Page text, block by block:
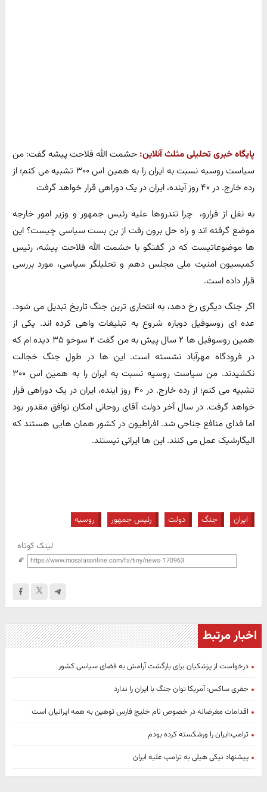
پایگاه خبری تحلیلی مثلث آنلاین: حشمت الله فلاحت پیشه گفت: من
سیاست روسیه نسبت به ایران را به همین اس ۳۰۰ تشبیه می کنم؛ از
رده خارج. در ۴۰ روز آینده، ایران در یک دوراهی قرار خواهد گرفت
به نقل از فرارو، چرا تندروها علیه رئیس جمهور و وزیر امور خارجه
موضع گرفته اند و راه حل برون رفت از بن بست سیاسی چیست؟ این
ها موضوعاتیست که در گفتگو با حشمت الله فلاحت پیشه، رئیس
کمیسیون امنیت ملی مجلس دهم و تحلیلگر سیاسی، مورد بررسی
قرار داده است.
اگر جنگ دیگری رخ دهد، به انتحاری ترین جنگ تاریخ تبدیل می شود.
عده ای روسوفیل دوباره شروع به تبلیغات واهی کرده اند. یکی از
همین روسوفیل ها ۲ سال پیش به من گفت ۲ سوخو ۳۵ دیده ام که
در فرودگاه مهرآباد نشسته است. این ها در طول جنگ خجالت
نکشیدند. من سیاست روسیه نسبت به ایران را به همین اس ۳۰۰
تشبیه می کنم؛ از رده خارج. در ۴۰ روز اینده، ایران در یک دوراهی قرار
خواهد گرفت. در سال آخر دولت آقای روحانی امکان توافق مقدور بود
اما فدای منافع جناحی شد. افراطیون در کشور همان هایی هستند که
الیگارشیک عمل می کنند. این ها ایرانی نیستند.
ایران جنگ دولت رئیس جمهور روسیه
لینک کوتاه
اخبار مرتبط
درخواست از پزشکیان برای بازگشت آرامش به فضای سیاسی کشور
جفری ساکس: آمریکا توان جنگ با ایران را ندارد
اقدامات مغرضانه‌ در خصوص نام خلیج فارس توهین به همه ایرانیان است
ترامپ:ایران را ورشکسته کرده بودم
پیشنهاد نیکی هیلی به ترامپ علیه ایران